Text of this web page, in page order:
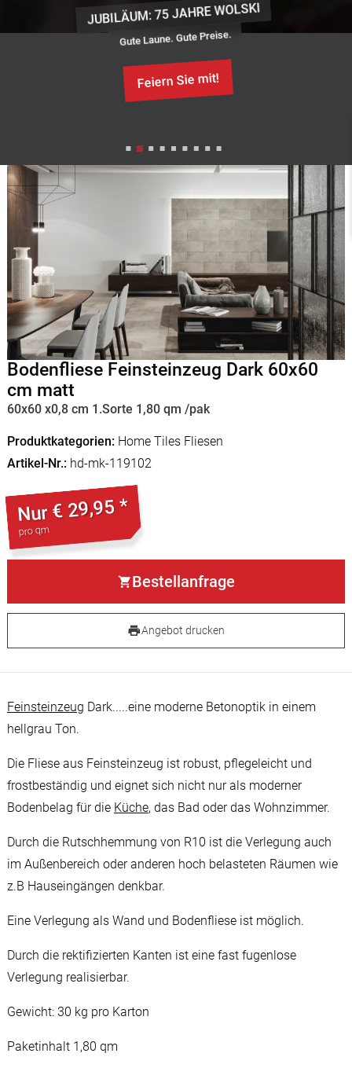
JUBILÄUM: 75 JAHRE WOLSKI
Gute Laune. Gute Preise.
Feiern Sie mit!
Bodenfliese Feinsteinzeug Dark 60x60
cm matt
60x60 x0,8 cm 1.Sorte 1,80 qm /pak
Produktkategorien Home Tiles Fliesen
Artikel-Nr. hd-mk-119102
Nur€ 29,95 *
pro qm
Bestellanfrage
Angebot drucken
Feinsteinzeug Dark.....eine moderne Betonoptik in einem
hellgrau Ton.
Die Fliese aus Feinsteinzeug ist robust, pflegeleicht und
frostbeständig und eignet sich nicht nur als moderner
Bodenbelag für die Küche, das Bad oder das Wohnzimmer.
Durch die Rutschhemmung von R10 ist die Verlegung auch
im Außenbereich oder anderen hoch belasteten Räumen wie
z.B Hauseingängen denkbar.
Eine Verlegung als Wand und Bodenfliese ist möglich.
Durch die rektifizierten Kanten ist eine fast fugenlose
Verlegung realisierbar.
Gewicht: 30 kg pro Karton
Paketinhalt 1,80 qm